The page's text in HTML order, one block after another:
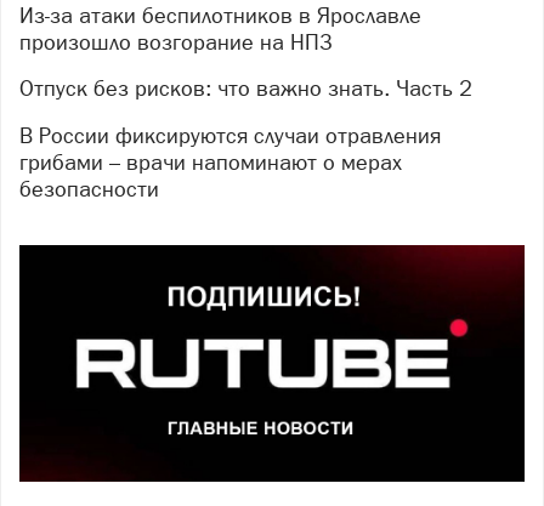
Из-за атаки беспилотников в Ярославле
произошло возгорание на НПЗ
Отпуск без рисков: что важно знать. Часть 2
В России фиксируются случаи отравления
грибами – врачи напоминают о мерах
безопасности